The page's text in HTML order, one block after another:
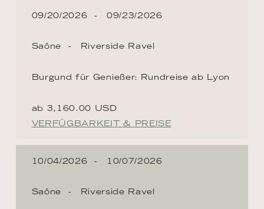
09/20/2026 09/23/2026
Saône Riverside Ravel
Burgund für Genießer: Rundreise ab Lyon
ab 3,160.00 USD
VERFÜGBARKEIT & PREISE
10/04/2026 10/07/2026
Saône Riverside Ravel